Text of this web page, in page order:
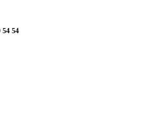
54 54